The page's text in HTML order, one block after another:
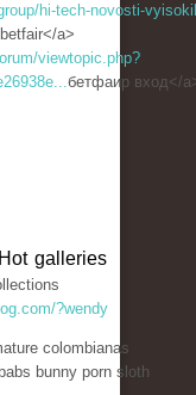
hi-tech-novosti-
a>
viewtopic.php?
бетфаир вход</
galleries
?wendy
colombianas
bunny porn sloth